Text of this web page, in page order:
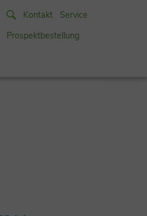
Kontakt
Service
Prospektbestellung